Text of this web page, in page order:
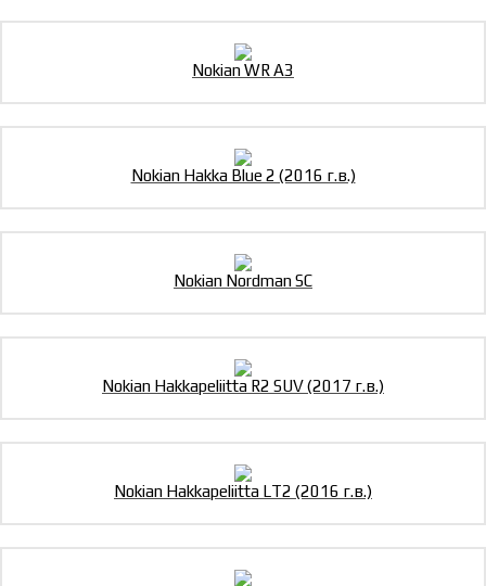
Nokian WR A3
Nokian Hakka Blue 2 (2016 г.в.)
Nokian Nordman SC
Nokian Hakkapeliitta R2 SUV (2017 г.в.)
Nokian Hakkapeliitta LT2 (2016 г.в.)